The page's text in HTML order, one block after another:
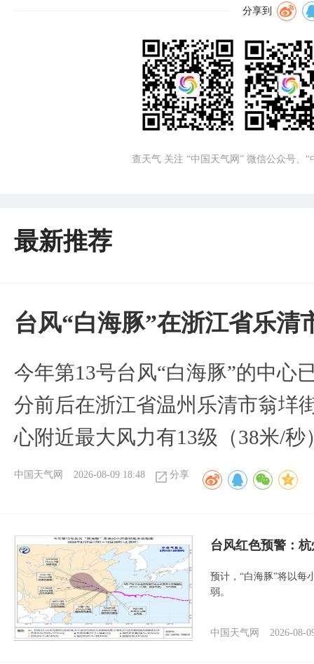
分享到
查天气 关注 “中国天气网” 微信公众号、
最新推荐
台风“白海豚”在浙江省乐清
今年第13号台风“白海豚”的中心
分前后在浙江省温州乐清市翁垟
心附近最大风力有13级（38米/秒
中国天气网 2026-08-09 18:48 分享
台风红色预警：
预计，“白海豚”将以每
弱。
中国天气网 2026-08-